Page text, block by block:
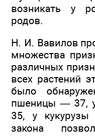
возникать у
родов.
Н. И. Вавилов
множества
различных
всех растений
было
пшеницы — 37,
35, у
закона